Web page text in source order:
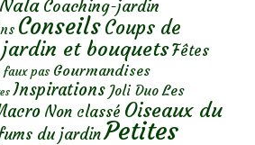
Coaching-jardin
ConseilsCoups de
jardin et bouquetsFêtes
faux pas Gourmandises
Inspirations Joli Duo Les
Non classé Oiseaux du
du jardinPetites